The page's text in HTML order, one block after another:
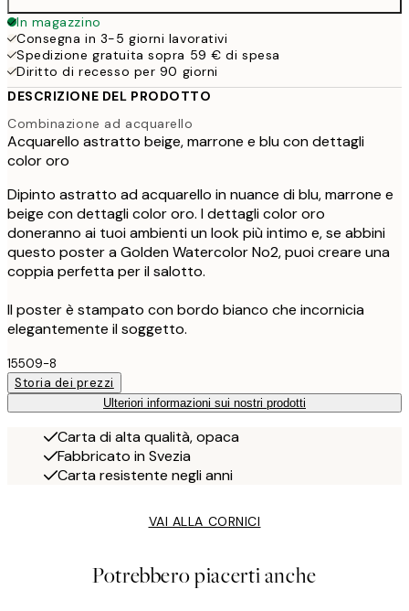
In magazzino
Consegna in 3-5 giorni lavorativi
Spedizione gratuita sopra 59 € di spesa
Diritto di recesso per 90 giorni
DESCRIZIONE DEL PRODOTTO
Combinazione ad acquarello
Acquarello astratto beige, marrone e blu con dettagli
color oro
Dipinto astratto ad acquarello in nuance di blu, marrone e
beige con dettagli color oro. I dettagli color oro
doneranno ai tuoi ambienti un look più intimo e, se abbini
questo poster a Golden Watercolor No2, puoi creare una
coppia perfetta per il salotto.
Il poster è stampato con bordo bianco che incornicia
elegantemente il soggetto.
15509-8
Storia dei prezzi
Ulteriori informazioni sui nostri prodotti
Carta di alta qualità, opaca
Fabbricato in Svezia
Carta resistente negli anni
VAI ALLA CORNICI
Potrebbero piacerti anche